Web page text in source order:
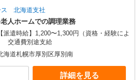
ス 北海道支社
人ホームでの調理業務
【派遣時給】1,200〜1,300円（資格・経験によ
交通費別途支給
海道札幌市厚別区厚別南
詳細を見る